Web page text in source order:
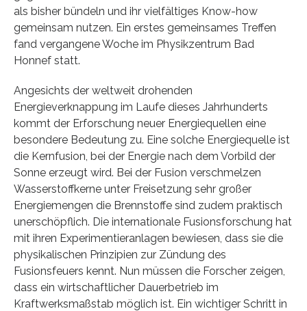
als bisher bündeln und ihr vielfältiges Know-how
gemeinsam nutzen. Ein erstes gemeinsames Treffen
fand vergangene Woche im Physikzentrum Bad
Honnef statt.
Angesichts der weltweit drohenden
Energieverknappung im Laufe dieses Jahrhunderts
kommt der Erforschung neuer Energiequellen eine
besondere Bedeutung zu. Eine solche Energiequelle ist
die Kernfusion, bei der Energie nach dem Vorbild der
Sonne erzeugt wird. Bei der Fusion verschmelzen
Wasserstoffkerne unter Freisetzung sehr großer
Energiemengen die Brennstoffe sind zudem praktisch
unerschöpflich. Die internationale Fusionsforschung hat
mit ihren Experimentieranlagen bewiesen, dass sie die
physikalischen Prinzipien zur Zündung des
Fusionsfeuers kennt. Nun müssen die Forscher zeigen,
dass ein wirtschaftlicher Dauerbetrieb im
Kraftwerksmaßstab möglich ist. Ein wichtiger Schritt in